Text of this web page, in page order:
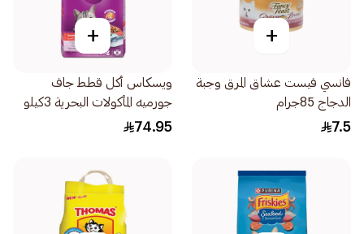
+
فانسي فيست عشاق المرق وجبة
الدجاج 85جرام
7.5
+
ويسكاس أكل قطط جاف
جورميه المأكولات البحرية 3كيلو
74.95